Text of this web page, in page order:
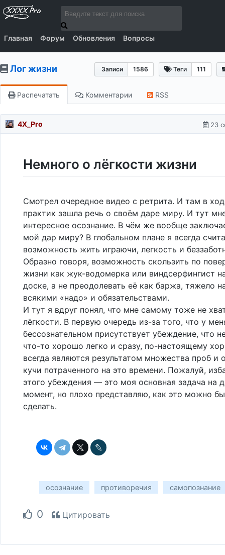
Главная Форум Обновления Вопросы
Записи 1586 Теги 111
Лог жизни
Распечатать Комментарии RSS
4X_Pro 23
Немного о лёгкости жизни
Смотрел очередное видео с ретрита. И там в
практик зашла речь о своём даре миру. И тут
интересное осознание. В чём же вообще
мой дар миру? В глобальном плане я всегда
возможность жить играючи, легкость и
Образно говоря, возможность скользить по
жизни как жук-водомерка или виндсерфингист
доске, а не преодолевать её как баржа, тяжело
всякими «надо» и обязательствами.
И тут я вдруг понял, что мне самому тоже не
лёгкости. В первую очередь из-за того, что у
бессознательном присутствует убеждение, что
что-то хорошо легко и сразу, по-настоящему
всегда являются результатом множества проб и
кучи потраченного на это времени. Пожалуй,
этого убеждения — это моя основная задача на
момент, но плохо представляю, как это можно
сделать.
осознание противоречия самопознание
0 Цитировать